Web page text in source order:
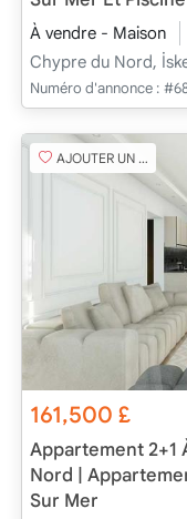
À vendre - Maison
Chypre du Nord,
Numéro d'annonce :
AJOUTER UN FAVORI
161,500£
Appartement 2+1
Nord |
Sur Mer